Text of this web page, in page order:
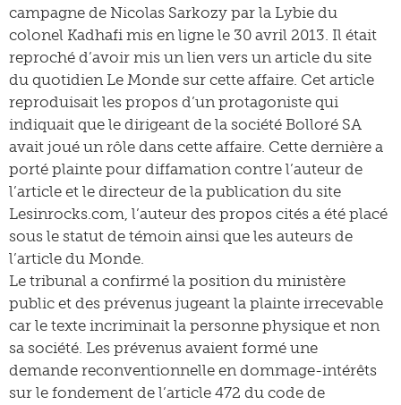
campagne de Nicolas Sarkozy par la Lybie du
colonel Kadhafi mis en ligne le 30 avril 2013. Il était
reproché d’avoir mis un lien vers un article du site
du quotidien Le Monde sur cette affaire. Cet article
reproduisait les propos d’un protagoniste qui
indiquait que le dirigeant de la société Bolloré SA
avait joué un rôle dans cette affaire. Cette dernière a
porté plainte pour diffamation contre l’auteur de
l’article et le directeur de la publication du site
Lesinrocks.com, l’auteur des propos cités a été placé
sous le statut de témoin ainsi que les auteurs de
l’article du Monde.
Le tribunal a confirmé la position du ministère
public et des prévenus jugeant la plainte irrecevable
car le texte incriminait la personne physique et non
sa société. Les prévenus avaient formé une
demande reconventionnelle en dommage-intérêts
sur le fondement de l’article 472 du code de